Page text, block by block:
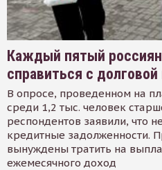
Каждый пятый
справиться с долговой
В опросе, проведенном на
среди 1,2 тыс. человек
респондентов заявили, что
кредитные задолженности.
вынуждены тратить на
ежемесячного доход